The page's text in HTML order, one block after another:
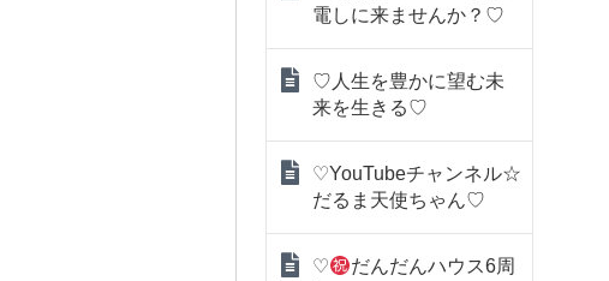
電しに来ませんか？♡
♡人生を豊かに望む未
来を生きる♡
♡YouTubeチャンネル☆
だるま天使ちゃん♡
♡
だんだんハウス6周